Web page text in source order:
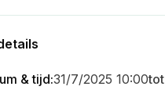
& tijd:31/7/2025 10:00tot